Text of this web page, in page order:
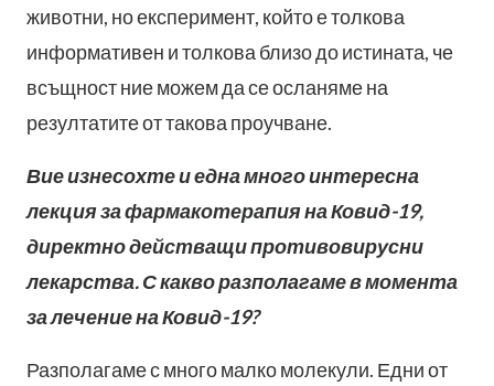
животни, но експеримент, който е толкова
информативен и толкова близо до истината, че
всъщност ние можем да се осланяме на
резултатите от такова проучване.
Вие изнесохте и една много интересна
лекция за фармакотерапия на Ковид-19,
директно действащи противовирусни
лекарства. С какво разполагаме в момента
за лечение на Ковид-19?
Разполагаме с много малко молекули. Едни от